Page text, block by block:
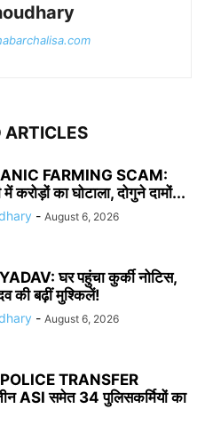
ARTICLES
FARMING SCAM:
करोड़ों का घोटाला, दोगुने दामों...
- August 6, 2026
घर पहुंचा कुर्की नोटिस,
की बढ़ीं मुश्किलें!
- August 6, 2026
TRANSFER
ASI समेत 34 पुलिसकर्मियों का